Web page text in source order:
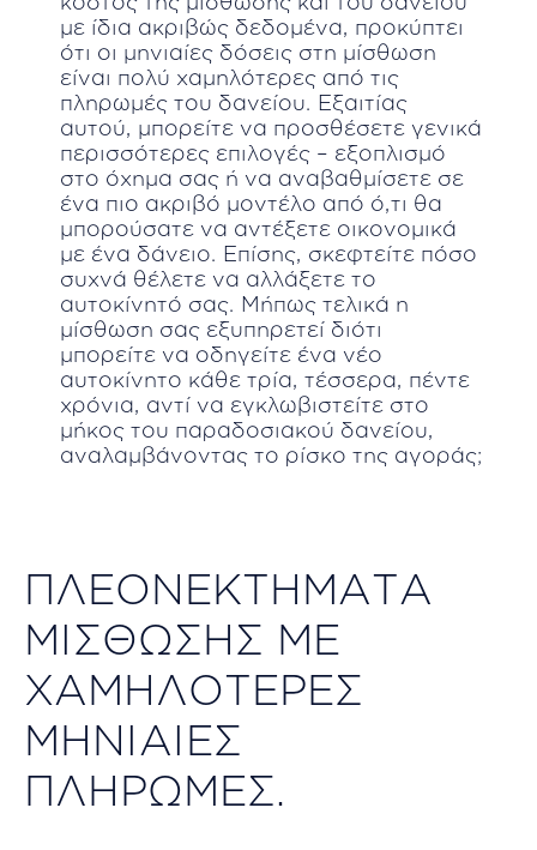
με ίδια ακριβώς δεδομένα, προκύπτει
ότι οι μηνιαίες δόσεις στη μίσθωση
είναι πολύ χαμηλότερες από τις
πληρωμές του δανείου. Εξαιτίας
αυτού, μπορείτε να προσθέσετε γενικά
περισσότερες επιλογές – εξοπλισμό
στο όχημα σας ή να αναβαθμίσετε σε
ένα πιο ακριβό μοντέλο από ό,τι θα
μπορούσατε να αντέξετε οικονομικά
με ένα δάνειο. Επίσης, σκεφτείτε πόσο
συχνά θέλετε να αλλάξετε το
αυτοκίνητό σας. Μήπως τελικά η
μίσθωση σας εξυπηρετεί διότι
μπορείτε να οδηγείτε ένα νέο
αυτοκίνητο κάθε τρία, τέσσερα, πέντε
χρόνια, αντί να εγκλωβιστείτε στο
μήκος του παραδοσιακού δανείου,
αναλαμβάνοντας το ρίσκο της αγοράς;
ΠΛΕΟΝΕΚΤΗΜΑΤΑ
ΜΙΣΘΩΣΗΣ ΜΕ
ΧΑΜΗΛΟΤΕΡΕΣ
ΜΗΝΙΑΙΕΣ
ΠΛΗΡΩΜΕΣ.